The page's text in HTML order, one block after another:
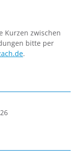
Kurzen zwischen
bitte per
.